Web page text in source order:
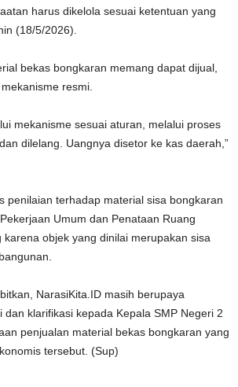
harus dikelola sesuai ketentuan yang
(18/5/2026).
bekas bongkaran memang dapat dijual,
resmi.
mekanisme sesuai aturan, melalui proses
dilelang. Uangnya disetor ke kas daerah,”
penilaian terhadap material sisa bongkaran
Umum dan Penataan Ruang
karena objek yang dinilai merupakan sisa
NarasiKita.ID masih berupaya
dan klarifikasi kepada Kepala SMP Negeri 2
penjualan material bekas bongkaran yang
tersebut. (Sup)